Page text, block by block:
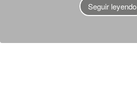
Seguir leyendo